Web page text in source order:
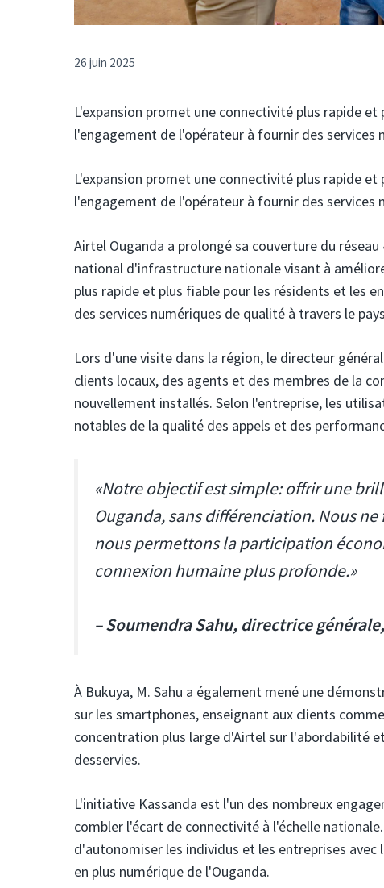
26 juin 2025
L'expansion promet une connectivité plus rapide
l'engagement de l'opérateur à fournir des services
L'expansion promet une connectivité plus rapide
l'engagement de l'opérateur à fournir des services
Airtel Ouganda a prolongé sa couverture du
national d'infrastructure nationale visant à
plus rapide et plus fiable pour les résidents et les
des services numériques de qualité à travers le
Lors d'une visite dans la région, le directeur
clients locaux, des agents et des membres de la
nouvellement installés. Selon l'entreprise, les
notables de la qualité des appels et des
«Notre objectif est simple: offrir une
Ouganda, sans différenciation. Nous
nous permettons la participation
connexion humaine plus profonde.»
– Soumendra Sahu, directrice
À Bukuya, M. Sahu a également mené une
sur les smartphones, enseignant aux clients
concentration plus large d'Airtel sur l'abordabilité
desservies.
L'initiative Kassanda est l'un des nombreux
combler l'écart de connectivité à l'échelle
d'autonomiser les individus et les entreprises
en plus numérique de l'Ouganda.